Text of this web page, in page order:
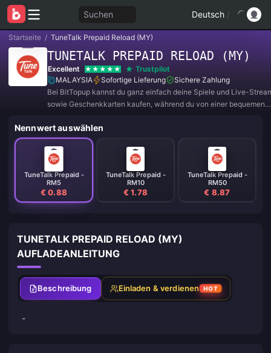
Suchen Deutsch /
Startseite / TuneTalk Prepaid Reload (MY)
TUNETALK PREPAID RELOAD (MY)
Excellent
Trustpilot
MALAYSIA
Sofortige Lieferung
Sichere Zahlung
Bei BitTopup kannst du ganz einfach deine Spiele und Live-
sowie Geschenkkarten kaufen, während du von einer bequemen
Nennwert auswählen
TuneTalk Prepaid -
RM5
€ 0.88
TuneTalk Prepaid -
RM10
€ 1.78
TuneTalk Prepaid -
RM50
€ 8.87
TUNETALK PREPAID RELOAD (MY)
AUFLADEANLEITUNG
Beschreibung Einladen & verdienen HOT
-